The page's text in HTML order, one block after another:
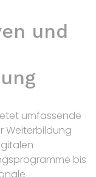
und
umfassende
Weiterbildung
bis